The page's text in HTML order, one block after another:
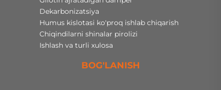
Dekarbonizatsiya
Humus kislotasi ko'proq ishlab chiqarish
Chiqindilarni shinalar pirolizi
Ishlash va turli xulosa
BOG'LANISH